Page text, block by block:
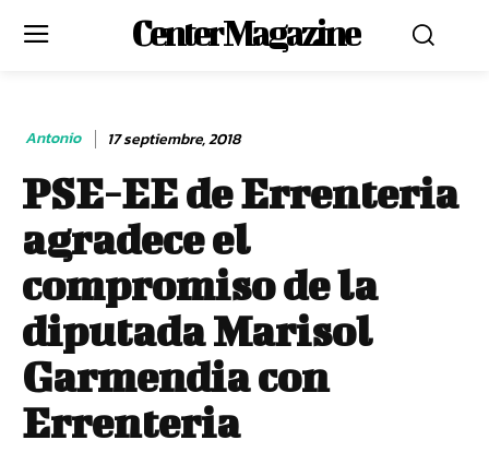
Center Magazine
Antonio 17 septiembre, 2018
PSE-EE de Errenteria
agradece el
compromiso de la
diputada Marisol
Garmendia con
Errenteria